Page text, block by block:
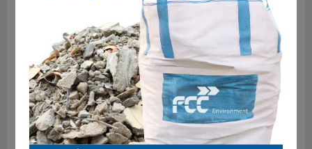
WCZEŚNIEJSZY ARTYKUŁ
„Śląski Szlem” w Zabrzu. Trwają zapisy na wielki
turniej tenisowy dla samorządowców i
nauczycieli